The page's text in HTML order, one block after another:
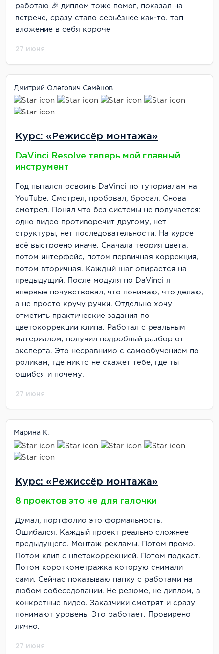
работаю 🎉 диплом тоже помог, показал на
встрече, сразу стало серьёзнее как-то. топ
вложение в себя короче
27 июня
Дмитрий Олегович Семёнов
Курс: «Режиссёр монтажа»
DaVinci Resolve теперь мой главный
инструмент
Год пытался освоить DaVinci по туториалам на
YouTube. Смотрел, пробовал, бросал. Снова
смотрел. Понял что без системы не получается:
одно видео противоречит другому, нет
структуры, нет последовательности. На курсе
всё выстроено иначе. Сначала теория цвета,
потом интерфейс, потом первичная коррекция,
потом вторичная. Каждый шаг опирается на
предыдущий. После модуля по DaVinci я
впервые почувствовал, что понимаю, что делаю,
а не просто кручу ручки. Отдельно хочу
отметить практические задания по
цветокоррекции клипа. Работал с реальным
материалом, получил подробный разбор от
эксперта. Это несравнимо с самообучением по
роликам, где никто не скажет тебе, где ты
ошибся и почему.
27 июня
Марина К.
Курс: «Режиссёр монтажа»
8 проектов это не для галочки
Думал, портфолио это формальность.
Ошибался. Каждый проект реально сложнее
предыдущего. Монтаж рекламы. Потом промо.
Потом клип с цветокоррекцией. Потом подкаст.
Потом короткометражка которую снимали
сами. Сейчас показываю папку с работами на
любом собеседовании. Не резюме, не диплом, а
конкретные видео. Заказчики смотрят и сразу
понимают уровень. Это работает. Провирено
лично.
27 июня